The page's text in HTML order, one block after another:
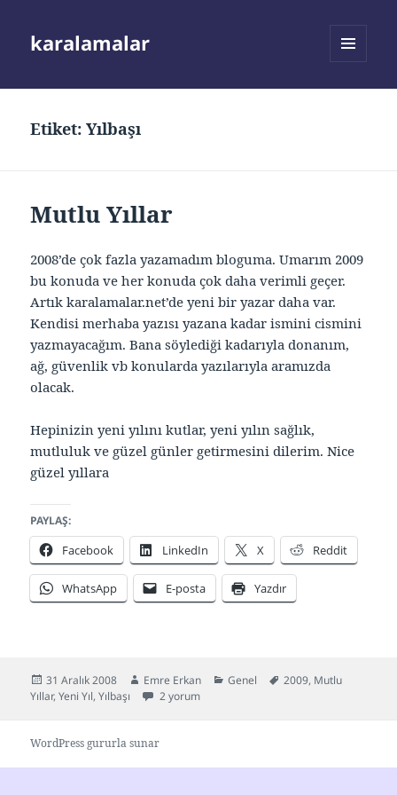
karalamalar
Etiket:Yılbaşı
Mutlu Yıllar
2008’de çok fazla yazamadım bloguma. Umarım 2009
bu konuda ve her konuda çok daha verimli geçer.
Artık karalamalar.net’de yeni bir yazar daha var.
Kendisi merhaba yazısı yazana kadar ismini cismini
yazmayacağım. Bana söylediği kadarıyla donanım,
ağ, güvenlik vb konularda yazılarıyla aramızda
olacak.
Hepinizin yeni yılını kutlar, yeni yılın sağlık,
mutluluk ve güzel günler getirmesini dilerim. Nice
güzel yıllara
PAYLAŞ:
Facebook LinkedIn X Reddit
WhatsApp E-posta Yazdır
Yayın
tarihi
31 Aralık 2008 Yazar
Emre Erkan Kategoriler
Genel Etiketler
2009, Mutlu
Yıllar,Yeni Yıl,Yılbaşı Mutlu Yıllar için
2 yorum
WordPress gururla sunar